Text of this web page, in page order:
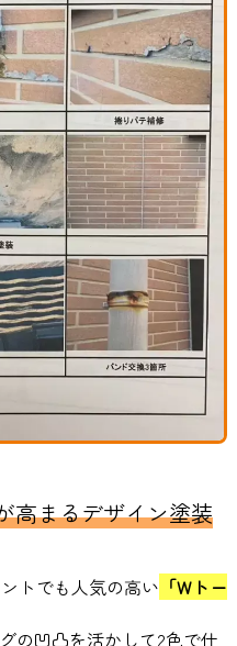
高まるデザイン塗装
トでも人気の高い 「Wトー
の凹凸を活かして2色で仕